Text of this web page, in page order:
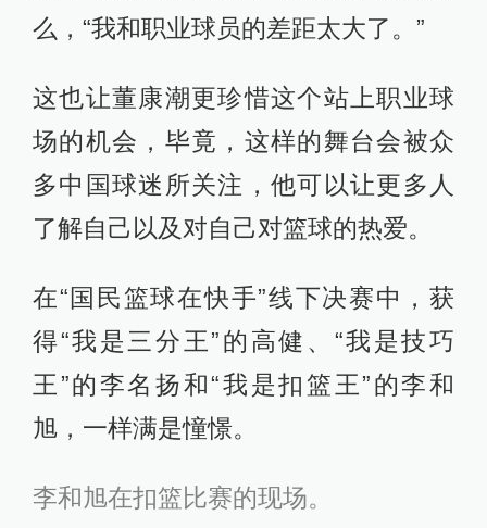
么，“我和职业球员的差距太大了。”
这也让董康潮更珍惜这个站上职业球
场的机会，毕竟，这样的舞台会被众
多中国球迷所关注，他可以让更多人
了解自己以及对自己对篮球的热爱。
在“国民篮球在快手”线下决赛中，获
得“我是三分王”的高健、“我是技巧
王”的李名扬和“我是扣篮王”的李和
旭，一样满是憧憬。
李和旭在扣篮比赛的现场。